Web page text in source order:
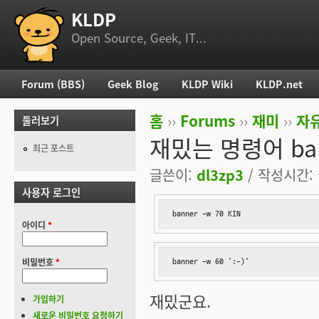
부 메뉴 KLDP
Open Source, Geek, IT...
현재 위치
홈 ›› Forums ›› 재미 ›› 자
재밌는 명령어
글쓴이: dl3zp3 / 작성시간
banner -w 70 KIN
banner -w 60 ':-)'
재밌군요.
주 메뉴
Forum (BBS) Geek Blog KLDP Wiki KLDP.net
둘러보기
최근 포스트
사용자 로그인
아이디 *
비밀번호*
가입하기
새로운 비밀번호 요청하기